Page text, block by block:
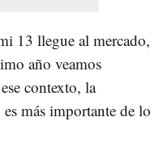
13 llegue al mercado,
año veamos
contexto, la
más importante de lo